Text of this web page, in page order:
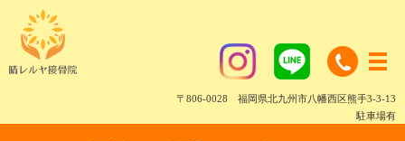
〒806-0028 福岡県北九州市八幡西区熊手3-3-13
駐車場有